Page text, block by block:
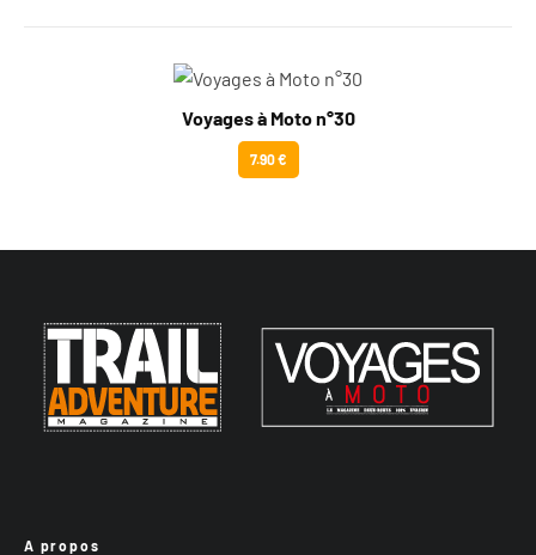
Voyages à Moto n°30
7.90 €
A propos